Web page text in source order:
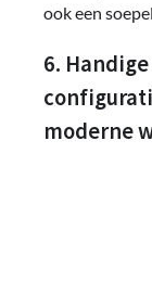
ook een
6.
moderne